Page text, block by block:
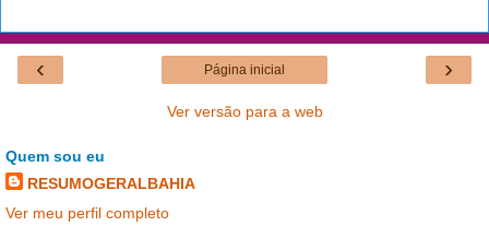
‹ ›
Página inicial
Ver versão para a web
Quem sou eu
RESUMOGERALBAHIA
Ver meu perfil completo